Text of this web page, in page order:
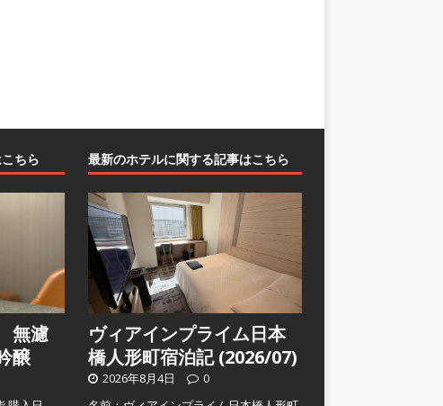
ちら
無濾
醸
最新のホテルに関する記事はこちら
ヴィアインプライム日本
橋人形町宿泊記 (2026/07)
2026年8月4日
0